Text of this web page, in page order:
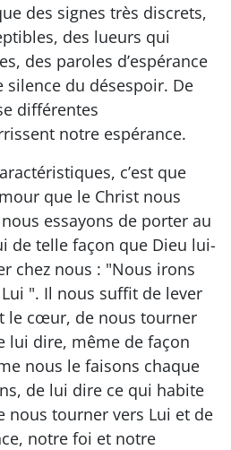
des signes très discrets,
des lueurs qui
des paroles d’espérance
du désespoir. De
différentes
notre espérance.
c’est que
que le Christ nous
essayons de porter au
de telle façon que Dieu lui-
chez nous : "Nous irons
". Il nous suffit de lever
le cœur, de nous tourner
lui dire, même de façon
nous le faisons chaque
de lui dire ce qui habite
nous tourner vers Lui et de
notre foi et notre